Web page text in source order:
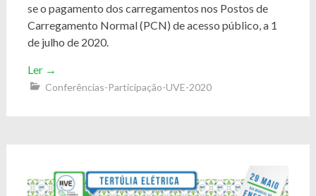
se o pagamento dos carregamentos nos Postos de
Carregamento Normal (PCN) de acesso público, a 1
de julho de 2020.
Ler →
Conferências-Participação-UVE-2020